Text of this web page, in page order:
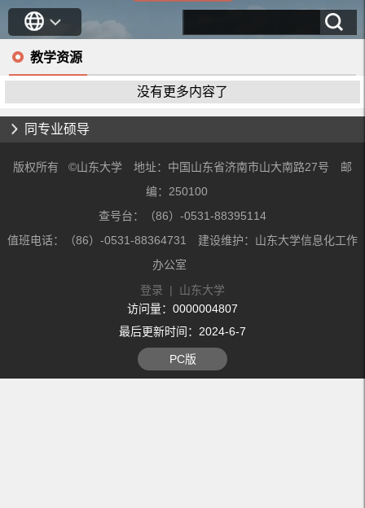
教学资源
没有更多内容了
同专业硕导
版权所有 ©山东大学 地址：中国山东省济南市山大南路27号 邮
编：250100
查号台：（86）-0531-88395114
值班电话：（86）-0531-88364731 建设维护：山东大学信息化工作
办公室
登录 | 山东大学
访问量： 0000004807
最后更新时间： 2024-6-7
PC版